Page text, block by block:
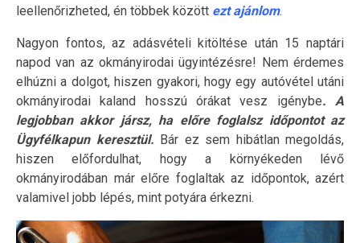
leellenőrizheted, én többek között ezt ajánlom.
Nagyon fontos, az adásvételi kitöltése után 15 naptári
napod van az okmányirodai ügyintézésre! Nem érdemes
elhúzni a dolgot, hiszen gyakori, hogy egy autóvétel utáni
okmányirodai kaland hosszú órákat vesz igénybe. A
legjobban akkor jársz, ha előre foglalsz időpontot az
Ügyfélkapun keresztül. Bár ez sem hibátlan megoldás,
hiszen előfordulhat, hogy a környékeden lévő
okmányirodában már előre foglaltak az időpontok, azért
valamivel jobb lépés, mint potyára érkezni.